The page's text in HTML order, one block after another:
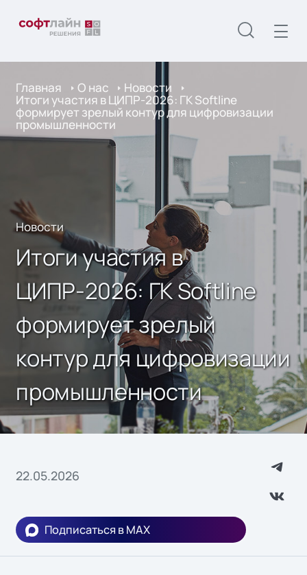
Главная О нас Новости
Итоги участия в ЦИПР-2026: ГК Softline
формирует зрелый контур для цифровизации
промышленности
Новости
Итоги участия в
ЦИПР-2026: ГК Softline
формирует зрелый
контур для цифровизации
промышленности
22.05.2026
Подписаться в MAX